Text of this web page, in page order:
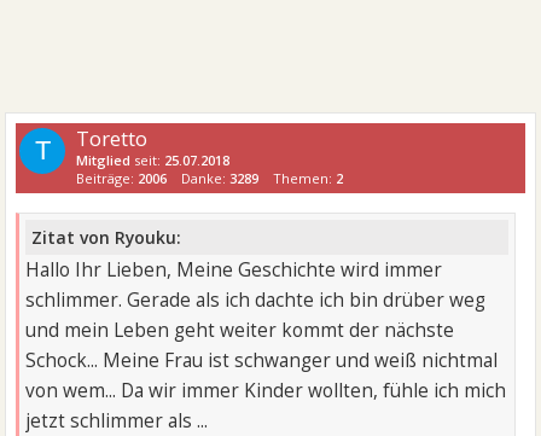
T Toretto
Mitglied seit: 25.07.2018
Beiträge: 2006 Danke: 3289 Themen: 2
Zitat von Ryouku:
Hallo Ihr Lieben, Meine Geschichte wird immer
schlimmer. Gerade als ich dachte ich bin drüber weg
und mein Leben geht weiter kommt der nächste
Schock... Meine Frau ist schwanger und weiß nichtmal
von wem... Da wir immer Kinder wollten, fühle ich mich
jetzt schlimmer als ...